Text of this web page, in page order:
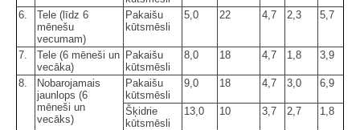
6.
Tele (līdz 6
mēnešu
vecumam)
Pakaišu
kūtsmēsli
5,0 22 4,7 2,3 5,7
7.
Tele (6 mēneši un
vecāka)
Pakaišu
kūtsmēsli
8,0 18 4,7 1,8 3,9
8.
Nobarojamais
jaunlops (6
mēneši un
vecāks)
Pakaišu
kūtsmēsli
9,0 18 4,7 3,0 6,9
Šķidrie
kūtsmēsli
13,0 10 3,7 2,7 1,8